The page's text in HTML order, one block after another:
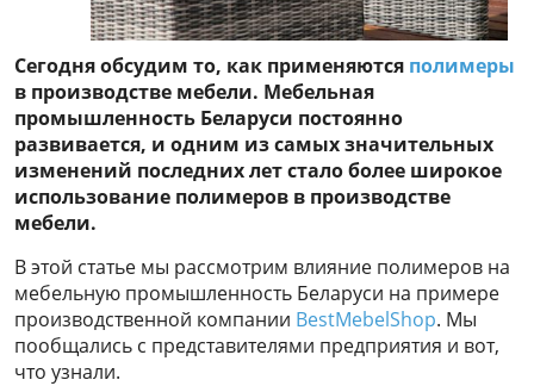
Сегодня обсудим то, как применяются полимеры
в производстве мебели. Мебельная
промышленность Беларуси постоянно
развивается, и одним из самых значительных
изменений последних лет стало более широкое
использование полимеров в производстве
мебели.
В этой статье мы рассмотрим влияние полимеров на
мебельную промышленность Беларуси на примере
производственной компании BestMebelShop. Мы
пообщались с представителями предприятия и вот,
что узнали.